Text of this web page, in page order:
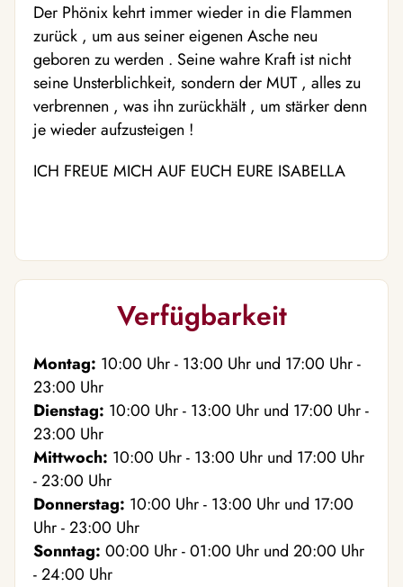
Der Phönix kehrt immer wieder in die Flammen
zurück , um aus seiner eigenen Asche neu
geboren zu werden . Seine wahre Kraft ist nicht
seine Unsterblichkeit, sondern der MUT , alles zu
verbrennen , was ihn zurückhält , um stärker denn
je wieder aufzusteigen !
ICH FREUE MICH AUF EUCH EURE ISABELLA
Verfügbarkeit
Montag: 10:00 Uhr- 13:00 Uhr und 17:00 Uhr-
23:00 Uhr
Dienstag: 10:00 Uhr- 13:00 Uhr und 17:00 Uhr-
23:00 Uhr
Mittwoch: 10:00 Uhr- 13:00 Uhr und 17:00 Uhr
- 23:00 Uhr
Donnerstag: 10:00 Uhr- 13:00 Uhr und 17:00
Uhr- 23:00 Uhr
Sonntag: 00:00 Uhr- 01:00 Uhr und 20:00 Uhr
- 24:00 Uhr